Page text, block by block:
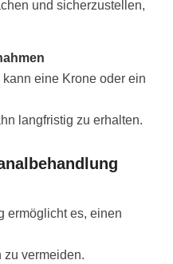
und sicherzustellen,
eine Krone oder ein
langfristig zu erhalten.
ermöglicht es, einen
zu vermeiden.